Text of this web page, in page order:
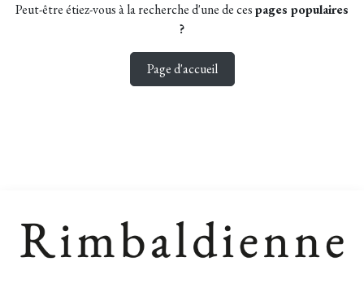
Peut-être étiez-vous à la recherche d'une de cespages populaires
?
Page d'accueil